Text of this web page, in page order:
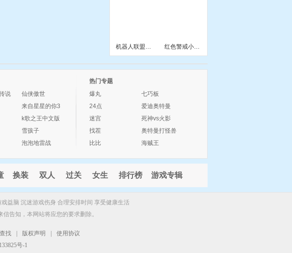
机器人联盟小游戏 红色警戒小游戏战略
说
仙侠傲世
来自星星的你3
k歌之王中文版
雪孩子
泡泡地雷战
热门专题
爆丸
七巧板
24点
爱迪奥特曼
迷宫
死神vs火影
找茬
奥特曼打怪兽
比比
海贼王
换装 双人 过关 女生 排行榜 游戏专辑
益脑 沉迷游戏伤身 合理安排时间 享受健康生活
告知，本网站将应您的要求删除。
找 版权声明
使用协议
号-1